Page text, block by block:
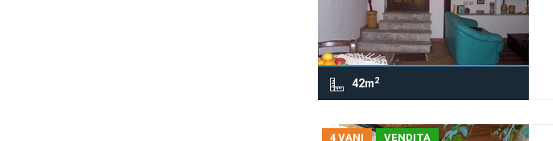
42m2
4 VANI VENDITA